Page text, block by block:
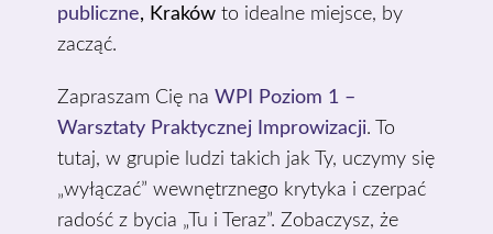
publiczne, Kraków to idealne miejsce, by
zacząć.
Zapraszam Cię naWPI Poziom 1 –
Warsztaty Praktycznej Improwizacji. To
tutaj, w grupie ludzi takich jak Ty, uczymy się
„wyłączać” wewnętrznego krytyka i czerpać
radość z bycia „Tu i Teraz”. Zobaczysz, że